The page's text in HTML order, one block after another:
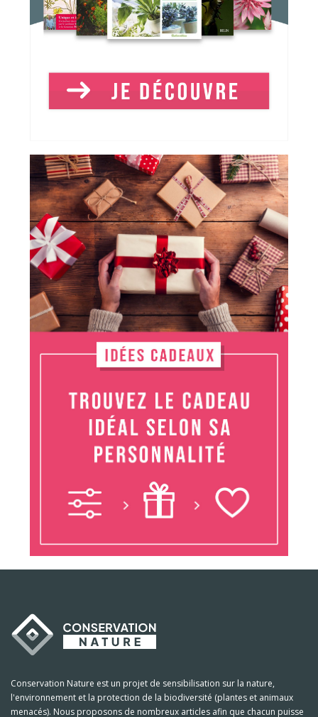
Conservation Nature est un projet de sensibilisation sur la nature,
l'environnement et la protection de la biodiversité (plantes et animaux
menacés). Nous proposons de nombreux articles afin que chacun puisse